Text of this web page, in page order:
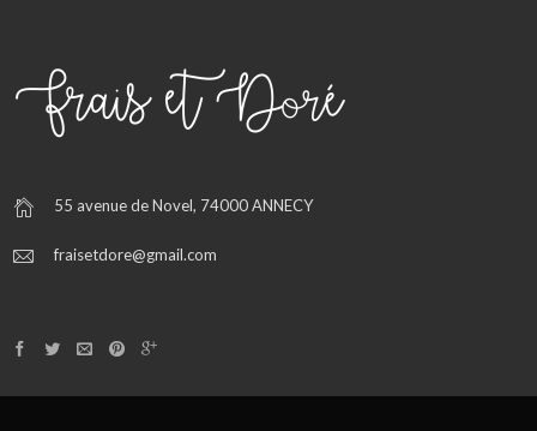
55 avenue de Novel, 74000 ANNECY
fraisetdore@gmail.com